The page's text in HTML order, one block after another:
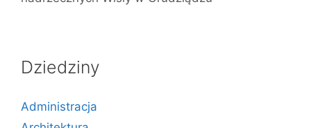
Dziedziny
Administracja